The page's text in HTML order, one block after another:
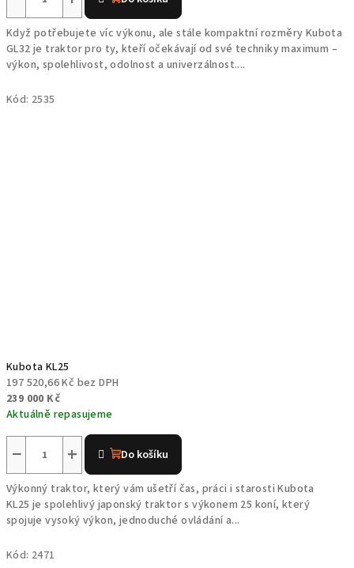
Když potřebujete víc výkonu, ale stále kompaktní rozměry Kubota
GL32 je traktor pro ty, kteří očekávají od své techniky maximum –
výkon, spolehlivost, odolnost a univerzálnost....
Kód: 2535
Kubota KL25
197 520,66 Kč bez DPH
239 000 Kč
Aktuálně repasujeme
produktu
je
4,4
z
5
+
− Do košíku
Výkonný traktor, který vám ušetří čas, práci i starosti Kubota
KL25 je spolehlivý japonský traktor s výkonem 25 koní, který
spojuje vysoký výkon, jednoduché ovládání a...
Kód: 2471